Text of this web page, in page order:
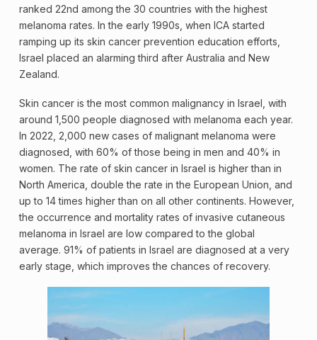
ranked 22nd among the 30 countries with the highest
melanoma rates. In the early 1990s, when ICA started
ramping up its skin cancerprevention education efforts,
Israel placed an alarming third after Australia and New
Zealand.
Skin cancer is the most common malignancy in Israel, with
around 1,500 people diagnosed with melanoma each year.
In 2022, 2,000 new cases of malignantmelanoma were
diagnosed, with 60% of those being in men and 40% in
women. The rate of skin cancer in Israel is higher than in
North America, double the rate in the European Union, and
up to 14 times higher than on all other continents. However,
the occurrence and mortality rates of invasive cutaneous
melanoma in Israel are low compared to the global
average. 91% of patients in Israel are diagnosed at a very
early stage , which improves the chances of recovery.